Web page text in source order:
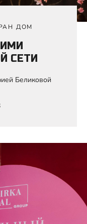
ДОМ
СЕТИ
Беликовой